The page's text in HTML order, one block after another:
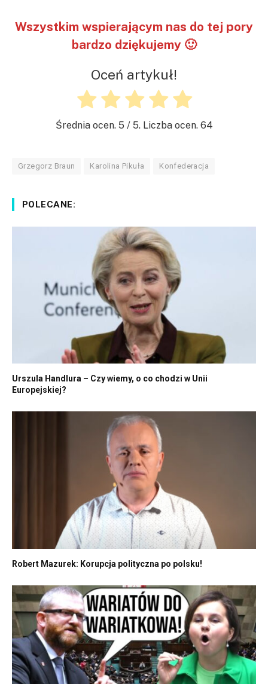
Wszystkim wspierającym nas do tej pory
bardzo dziękujemy 🙂
Oceń artykuł!
Średnia ocen. 5 / 5. Liczba ocen. 64
Grzegorz Braun Karolina Pikuła Konfederacja
POLECANE:
Urszula Handlura – Czy wiemy, o co chodzi w Unii
Europejskiej?
Robert Mazurek: Korupcja polityczna po polsku!